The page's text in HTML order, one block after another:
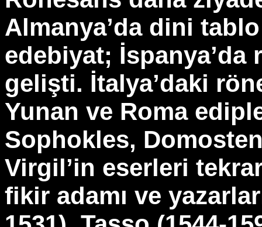
Almanya’da dini
edebiyat; İspanya’da
gelişti. İtalya’daki
Yunan ve Roma
Sophokles,
Virgil’in eserleri
fikir adamı ve